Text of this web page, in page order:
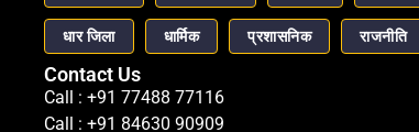
धार जिला धार्मिक प्रशासनिक राजनीति
Contact Us
Call : +91 77488 77116
Call : +91 84630 90909